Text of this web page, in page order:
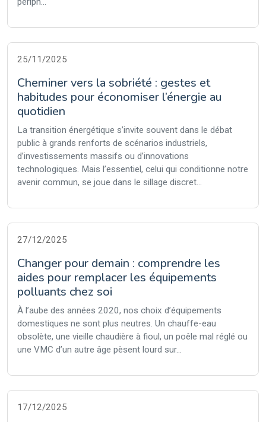
25/11/2025
Cheminer vers la sobriété : gestes et
habitudes pour économiser l’énergie au
quotidien
La transition énergétique s’invite souvent dans le débat
public à grands renforts de scénarios industriels,
d’investissements massifs ou d’innovations
technologiques. Mais l’essentiel, celui qui conditionne notre
avenir commun, se joue dans le sillage discret...
27/12/2025
Changer pour demain : comprendre les
aides pour remplacer les équipements
polluants chez soi
À l’aube des années 2020, nos choix d’équipements
domestiques ne sont plus neutres. Un chauffe-eau
obsolète, une vieille chaudière à fioul, un poêle mal réglé ou
une VMC d’un autre âge pèsent lourd sur...
17/12/2025